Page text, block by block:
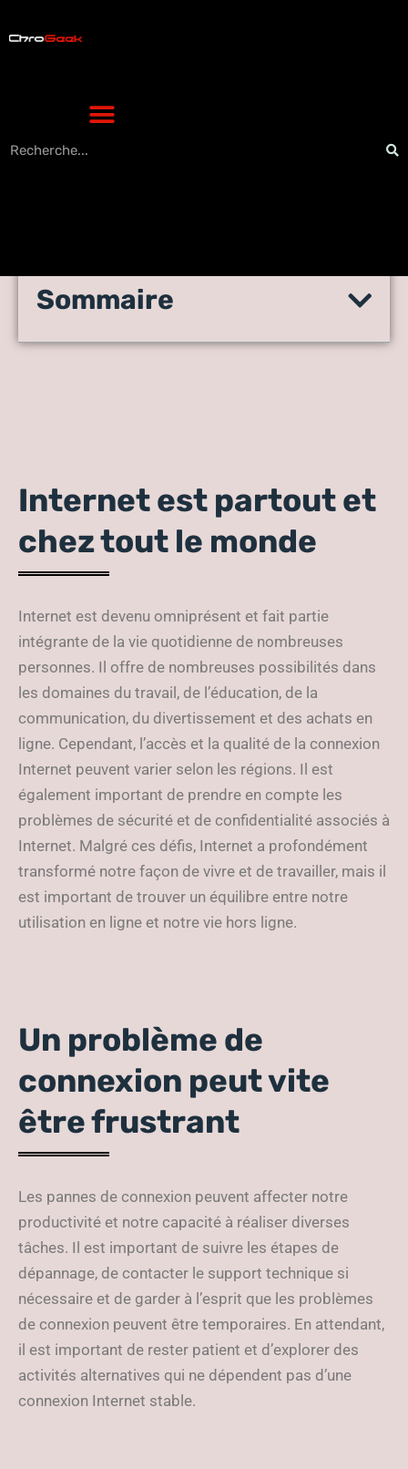
l11 06 de la livebox orange
Sommaire
Internet est partout et
chez tout le monde
Internet est devenu omniprésent et fait partie
intégrante de la vie quotidienne de nombreuses
personnes. Il offre de nombreuses possibilités dans
les domaines du travail, de l’éducation, de la
communication, du divertissement et des achats en
ligne. Cependant, l’accès et la qualité de la connexion
Internet peuvent varier selon les régions. Il est
également important de prendre en compte les
problèmes de sécurité et de confidentialité associés à
Internet. Malgré ces défis, Internet a profondément
transformé notre façon de vivre et de travailler, mais il
est important de trouver un équilibre entre notre
utilisation en ligne et notre vie hors ligne.
Un problème de
connexion peut vite
être frustrant
Les pannes de connexion peuvent affecter notre
productivité et notre capacité à réaliser diverses
tâches. Il est important de suivre les étapes de
dépannage, de contacter le support technique si
nécessaire et de garder à l’esprit que les problèmes
de connexion peuvent être temporaires. En attendant,
il est important de rester patient et d’explorer des
activités alternatives qui ne dépendent pas d’une
connexion Internet stable.